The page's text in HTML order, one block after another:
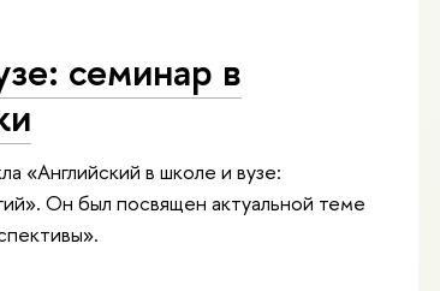
семинар в
«Английский в школе и вузе:
Он был посвящен актуальной теме